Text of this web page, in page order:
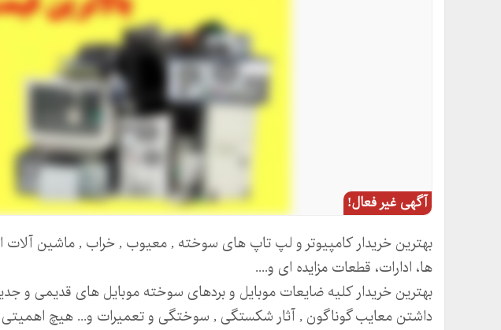
آگهی غیر فعال!
بهترین خریدار کامپیوتر و لپ تاپ های سوخته , معیوب , خراب , ماشین آلات
ها، ادارات، قطعات مزایده ای و....
بهترین خریدار کلیه ضایعات موبایل و بردهای سوخته موبایل های قدیمی و
داشتن معایب گوناگون , آثار شکستگی , سوختگی و تعمیرات و... هیچ اهمیتی